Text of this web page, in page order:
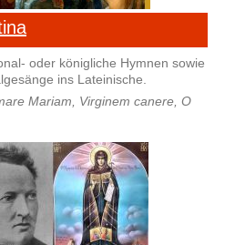
oder königliche Hymnen sowie
ins Lateinische.
Mariam, Virginem canere, O